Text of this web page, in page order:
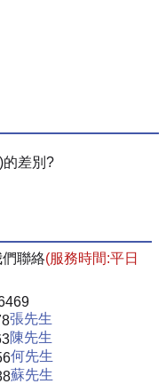
的差別?
聯絡(服務時間:平日
張先生
陳先生
何先生
蘇先生